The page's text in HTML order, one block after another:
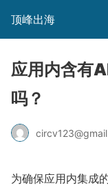
顶峰出海
应用内含有
吗？
为确保应用内集成